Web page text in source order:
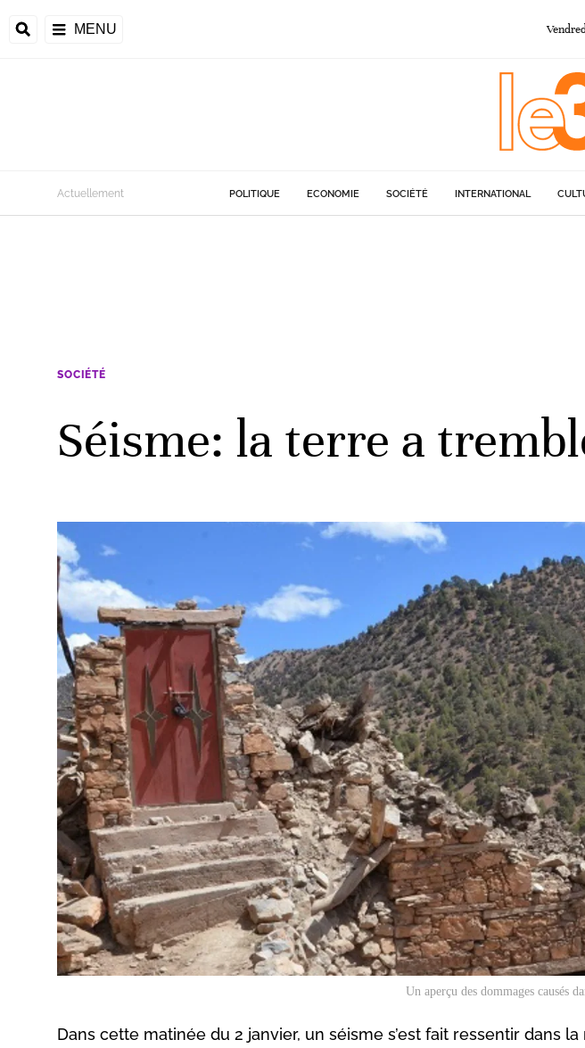
MENU
Actuellement POLITIQUE ECONOMIE SOCIÉTÉ INTERNATIONAL
SOCIÉTÉ
Séisme: la terre a
Un aperçu des dommages causés
Dans cette matinée du 2 janvier, un séisme s’est fait ressentir dans